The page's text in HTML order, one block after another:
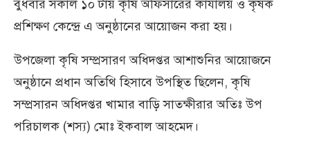
বুধবার সকাল ১০ টায় কৃষি অফিসারের কার্যালয় ও কৃষক
প্রশিক্ষণ কেন্দ্রে এ অনুষ্ঠানের আয়োজন করা হয়।
উপজেলা কৃষি সম্প্রসারণ অধিদপ্তর আশাশুনির আয়োজনে
অনুষ্ঠানে প্রধান অতিথি হিসাবে উপস্থিত ছিলেন, কৃষি
সম্প্রসারন অধিদপ্তর খামার বাড়ি সাতক্ষীরার অতিঃ উপ
পরিচালক (শস্য) মোঃ ইকবাল আহমেদ।